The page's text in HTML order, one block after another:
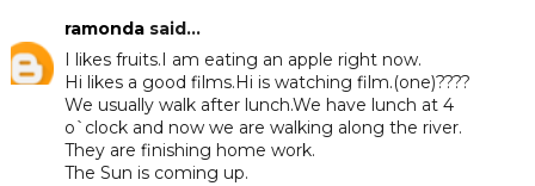
ramondasaid...
I likes fruits.I am eating an apple right now.
Hi likes a good films.Hi is watching film.(one)????
We usually walk after lunch.We have lunch at 4
o`clock and now we are walking along the river.
They are finishing home work.
The Sun is coming up.